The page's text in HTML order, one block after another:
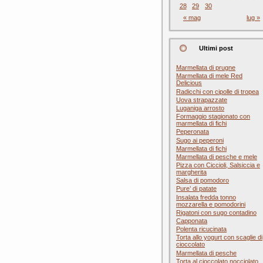
« mag lug »
28
29 30
Ultimi post
Marmellata di prugne
Marmellata di mele Red
Delicious
Radicchi con cipolle di tropea
Uova strapazzate
Luganiga arrosto
Formaggio stagionato con
marmellata di fichi
Peperonata
Sugo ai peperoni
Marmellata di fichi
Marmellata di pesche e mele
Pizza con Ciccioli, Salsiccia e
margherita
Salsa di pomodoro
Pure’ di patate
Insalata fredda tonno
mozzarella e pomodorini
Rigatoni con sugo contadino
Capponata
Polenta ricucinata
Torta allo yogurt con scaglie di
cioccolato
Marmellata di pesche
Torta al cioccolato nocciolato